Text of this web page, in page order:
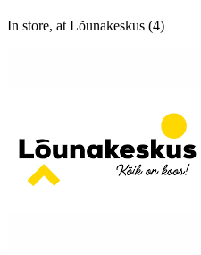
In store, at Lõunakeskus (4)